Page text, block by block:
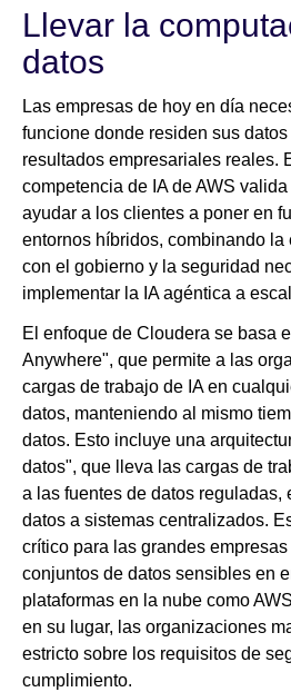
Llevar la
datos
Las empresas de hoy en día
funcione donde residen sus
resultados empresariales reales.
competencia de IA de AWS
ayudar a los clientes a poner en
entornos híbridos, combinando la
con el gobierno y la seguridad
implementar la IA agéntica a
El enfoque de Cloudera se basa
Anywhere", que permite a las
cargas de trabajo de IA en
datos, manteniendo al mismo
datos. Esto incluye una
datos", que lleva las cargas de
a las fuentes de datos reguladas,
datos a sistemas centralizados.
crítico para las grandes
conjuntos de datos sensibles en
plataformas en la nube como
en su lugar, las organizaciones
estricto sobre los requisitos de
cumplimiento.